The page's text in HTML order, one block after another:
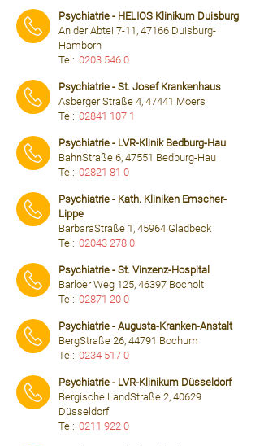
Psychiatrie - HELIOS Klinikum Duisburg
An der Abtei 7-11, 47166 Duisburg-
Hamborn
Tel: 0203 546 0
Psychiatrie - St. Josef Krankenhaus
Asberger Straße 4, 47441 Moers
Tel: 02841 107 1
Psychiatrie - LVR-Klinik Bedburg-Hau
BahnStraße 6, 47551 Bedburg-Hau
Tel: 02821 81 0
Psychiatrie - Kath. Kliniken Emscher-
Lippe
BarbaraStraße 1, 45964 Gladbeck
Tel: 02043 278 0
Psychiatrie - St. Vinzenz-Hospital
Barloer Weg 125, 46397 Bocholt
Tel: 02871 20 0
Psychiatrie - Augusta-Kranken-Anstalt
BergStraße 26, 44791 Bochum
Tel: 0234 517 0
Psychiatrie - LVR-Klinikum Düsseldorf
Bergische LandStraße 2, 40629
Düsseldorf
Tel: 0211 922 0